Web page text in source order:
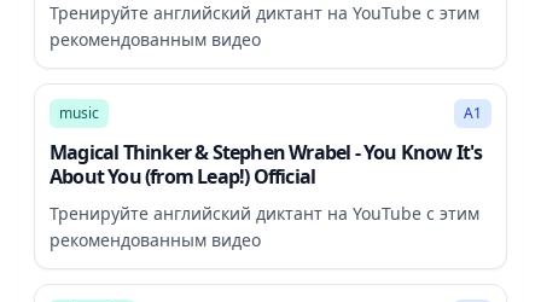
Тренируйте английский диктант на YouTube с этим
рекомендованным видео
2:59
music A1
Magical Thinker & Stephen Wrabel - You Know It's
About You (from Leap!) Official
Тренируйте английский диктант на YouTube с этим
рекомендованным видео
27:48